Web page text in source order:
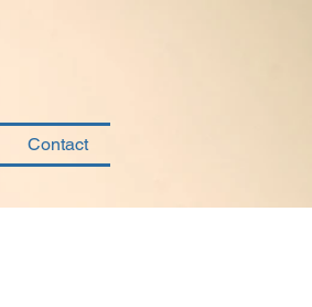
Contact